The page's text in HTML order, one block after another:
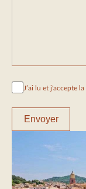
J’ai lu et j'accepte la
Envoyer